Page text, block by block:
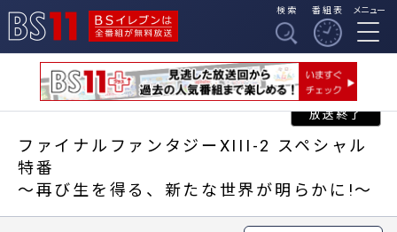
BSイレブンは全番組
が無料放送
検索 番組表 メニュー
ファイナルファンタジーXIII-2 スペシャル
特番
～再び生を得る、新たな世界が明らかに!～